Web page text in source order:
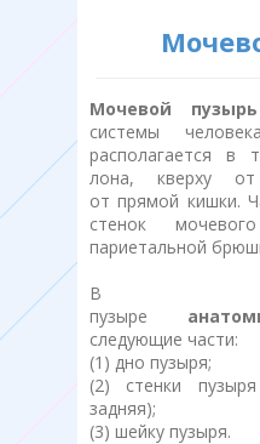
Мочевой пузырь
системы
располагается в
лона, кверху
от прямой кишки.
стенок
париетальной
В
пузыре
следующие части:
(1) дно пузыря;
(2) стенки
задняя);
(3) шейку пузыря.